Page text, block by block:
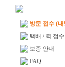
방문 접수 (내
택배 / 퀵 접수
보증 안내
FAQ